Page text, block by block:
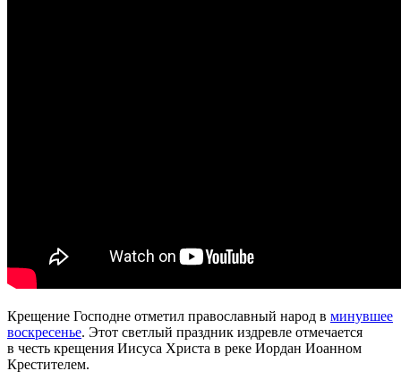
Крещение Господне отметил православный народ в минувшее
воскресенье. Этот светлый праздник издревле отмечается
в честь крещения Иисуса Христа в реке Иордан Иоанном
Крестителем.